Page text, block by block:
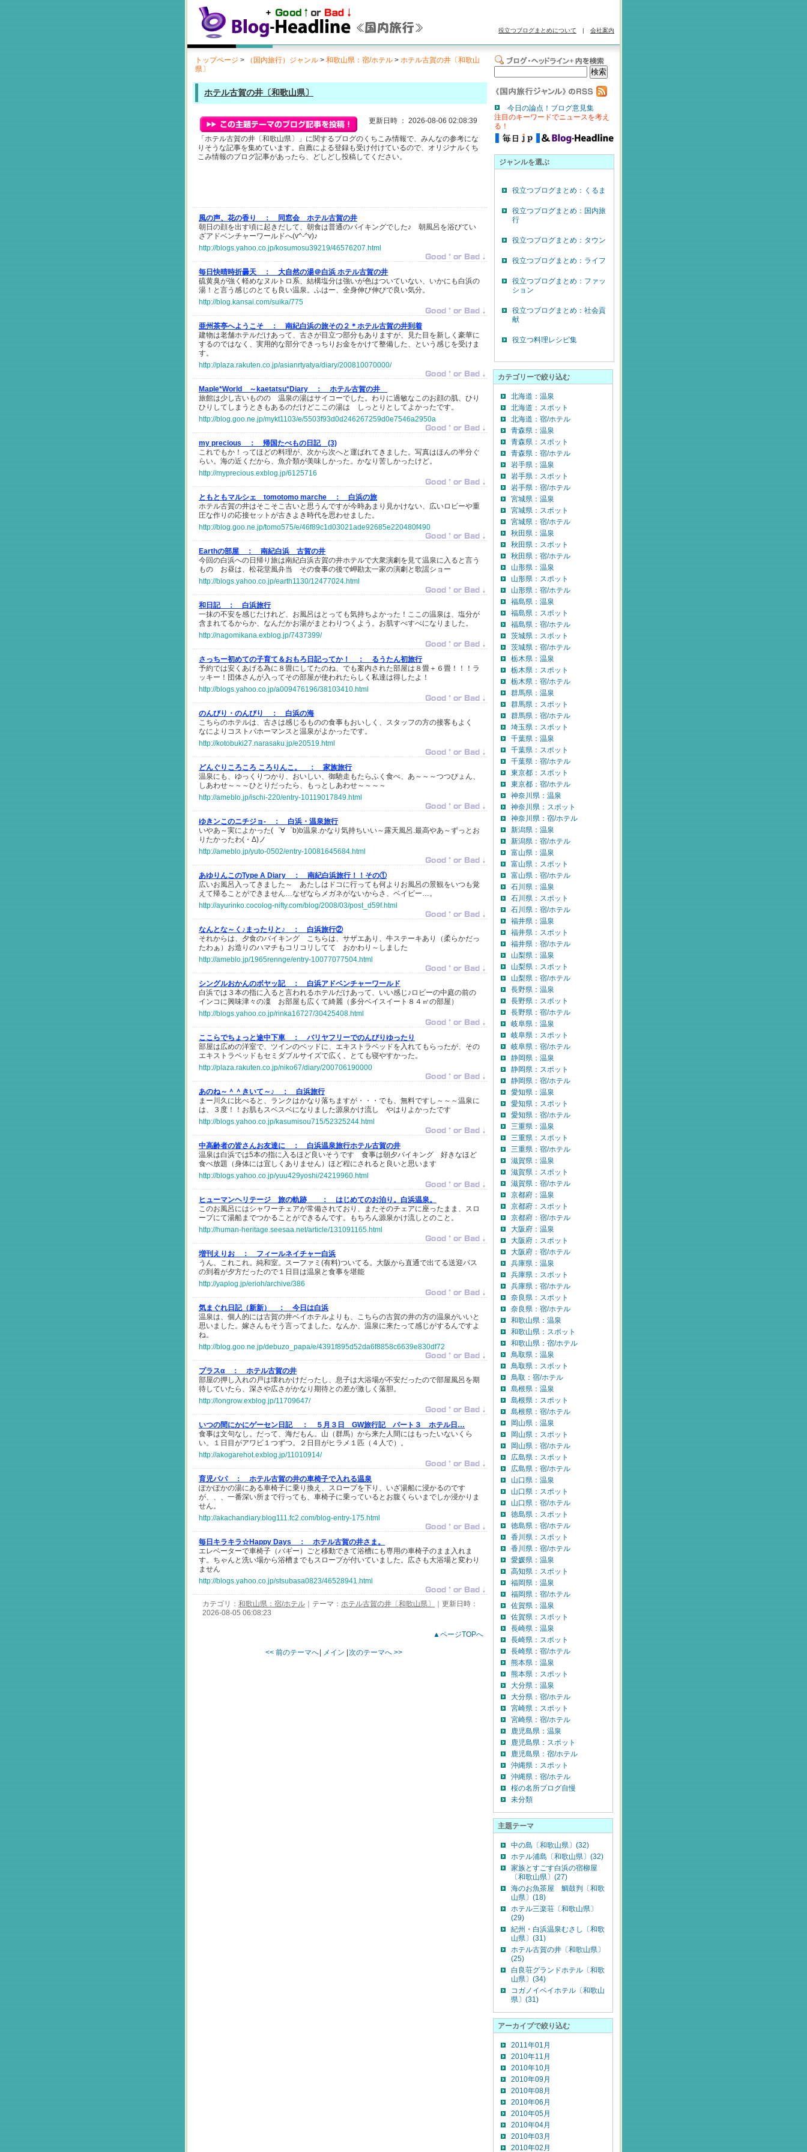
役立つブログまとめについて | 会社案内
トップページ > （国内旅行）ジャンル > 和歌山県：宿/ホテル > ホテル古賀の井〔和歌山
県〕
ホテル古賀の井〔和歌山県〕
更新日時 ： 2026-08-06 02:08:39
「ホテル古賀の井〔和歌山県〕」に関するブログのくちこみ情報で、みんなの参考にな
りそうな記事を集めています。自薦による登録も受け付けているので、オリジナルくち
こみ情報のブログ記事があったら、どしどし投稿してください。
風の声、花の香り ：
同窓会 ホテル古賀の井
朝日の顔を出す頃に起きだして、朝食は普通のバイキングでした♪ 朝風呂を浴びてい
ざアドベンチャーワールドへ(v^-^v)♪
http://blogs.yahoo.co.jp/kosumosu39219/46576207.html
毎日快晴時折曇天 ：
大自然の湯＠白浜 ホテル古賀の井
硫黄臭が強く軽めなヌルトロ系、結構塩分は強いが色はついていない、いかにも白浜の
湯！と言う感じのとても良い温泉。ふはー、全身伸び伸びで良い気分。
http://blog.kansai.com/suika/775
亜州茶亭へようこそ ：
南紀白浜の旅その２＊ホテル古賀の井到着
建物は老舗ホテルだけあって、古さが目立つ部分もありますが、見た目を新しく豪華に
するのではなく、実用的な部分できっちりお金をかけて整備した、という感じを受けま
す。
http://plaza.rakuten.co.jp/asianrtyatya/diary/200810070000/
Maple*World ～kaetatsu*Diary ：
ホテル古賀の井
旅館は少し古いものの 温泉の湯はサイコーでした。わりに過敏なこのお顔の肌、ひり
ひりしてしまうときもあるのだけどここの湯は しっとりとしてよかったです。
http://blog.goo.ne.jp/mykt1103/e/5503f93d0d246267259d0e7546a2950a
my precious ：
帰国たべもの日記 (3)
これでもか！ってほどの料理が、次から次へと運ばれてきました。写真はほんの半分ぐ
らい。海の近くだから、魚介類が美味しかった。かなり苦しかったけど。
http://myprecious.exblog.jp/6125716
ともともマルシェ tomotomo marche ：
白浜の旅
ホテル古賀の井はそこそこ古いと思うんですが今時あまり見かけない、広いロビーや重
圧な作りの応接セットが古きよき時代を思わせました。
http://blog.goo.ne.jp/tomo575/e/46f89c1d03021ade92685e220480f490
Earthの部屋 ：
南紀白浜 古賀の井
今回の白浜への日帰り旅は南紀白浜古賀の井ホテルで大衆演劇を見て温泉に入ると言う
もの お昼は、松花堂風弁当 その食事の後で岬勘太一家の演劇と歌謡ショー
http://blogs.yahoo.co.jp/earth1130/12477024.html
和日記 ：
白浜旅行
一抹の不安を感じたけれど、お風呂はとっても気持ちよかった！ここの温泉は、塩分が
含まれてるからか、なんだかお湯がまとわりつくよう。お肌すべすべになりました。
http://nagomikana.exblog.jp/7437399/
さっちー初めての子育て＆おもろ日記ってか！ ：
るうたん初旅行
予約では安くあげる為に８畳にしてたのね、でも案内された部屋は８畳＋６畳！！！ラ
ッキー！団体さんが入ってその部屋が使われたらしく私達は得したよ！
http://blogs.yahoo.co.jp/a009476196/38103410.html
のんびり・のんびり ：
白浜の海
こちらのホテルは、古さは感じるものの食事もおいしく、スタッフの方の接客もよく
なによりコストパホーマンスと温泉がよかったです。
http://kotobuki27.narasaku.jp/e20519.html
どんぐりころころ ころりんこ。 ：
家族旅行
温泉にも、ゆっくりつかり、おいしい、御馳走もたらふく食べ、あ～～～つつぴょん、
しあわせ～～～ひとりだったら、もっとしあわせ～～～～
http://ameblo.jp/ischi-220/entry-10119017849.html
ゆきンこのニチジョ- ：
白浜・温泉旅行
いやあ～実によかった(゜∀゜b)b温泉.かなり気持ちいい～露天風呂.最高やあ～ずっとお
りたかったわ(・Δ)ノ
http://ameblo.jp/yuto-0502/entry-10081645684.html
あゆりんこのType A Diary ：
南紀白浜旅行！！その①
広いお風呂入ってきました～ あたしはドコに行っても何よりお風呂の景観をいつも覚
えて帰ることができません…なぜならメガネがないからさ、ベイビー…。
http://ayurinko.cocolog-nifty.com/blog/2008/03/post_d59f.html
なんとな～く♪まったりと♪ ：
白浜旅行②
それからは、夕食のバイキング こちらは、サザエあり、牛ステーキあり（柔らかだっ
たわぁ）お造りのハマチもコリコリしてて おかわり～しました
http://ameblo.jp/1965rennge/entry-10077077504.html
シングルおかんのボヤッ記 ：
白浜アドベンチャーワールド
白浜では３本の指に入ると言われるホテルだけあって、いい感じ♪ロビーの中庭の前の
インコに興味津々の凜 お部屋も広くて綺麗（多分ベイスイート８４㎡の部屋）
http://blogs.yahoo.co.jp/rinka16727/30425408.html
ここらでちょっと途中下車 ：
バリヤフリーでのんびりゆったり
部屋は広めの洋室で、ツインのベッドに、エキストラベッドを入れてもらったが、その
エキストラベッドもセミダブルサイズで広く、とても寝やすかった。
http://plaza.rakuten.co.jp/niko67/diary/200706190000
あのね～＾＾きいて～♪ ：
白浜旅行
まー川久に比べると、ランクはかなり落ちますが・・・でも、無料ですし～～～温泉に
は、３度！！お肌もスベスベになりました源泉かけ流し やはりよかったです
http://blogs.yahoo.co.jp/kasumisou715/52325244.html
中高齢者の皆さんお友達に ：
白浜温泉旅行ホテル古賀の井
温泉は白浜では5本の指に入るほど良いそうです 食事は朝夕バイキング 好きなほど
食べ放題（身体には宜しくありません）ほど程にされると良いと思います
http://blogs.yahoo.co.jp/yuu429yoshi/24219960.html
ヒューマンヘリテージ 旅の軌跡 ：
はじめてのお泊り。白浜温泉。
このお風呂にはシャワーチェアが常備されており、またそのチェアに座ったまま、スロ
ープにて湯船までつかることができるんです。もちろん源泉かけ流しとのこと。
http://human-heritage.seesaa.net/article/131091165.html
増刊えりお ：
フィールネイチャー白浜
うん、これこれ。純和室。スーファミ(有料)ついてる。大阪から直通で出てる送迎バス
の到着が夕方だったので１日目は温泉と食事を堪能
http://yaplog.jp/erioh/archive/386
気まぐれ日記（新新） ：
今日は白浜
温泉は、個人的には古賀の井ベイホテルよりも、こちらの古賀の井の方の温泉がいいと
思いました。嫁さんもそう言ってました。なんか、温泉に来たって感じがするんですよ
ね。
http://blog.goo.ne.jp/debuzo_papa/e/4391f895d52da6f8858c6639e830df72
プラスα ：
ホテル古賀の井
部屋の押し入れの戸は壊れかけだったし、息子は大浴場が不安だったので部屋風呂を期
待していたら、深さや広さがかなり期待との差が激しく落胆。
http://longrow.exblog.jp/11709647/
いつの間にかにゲーセン日記 ：
５月３日 GW旅行記 パート３ ホテル日…
食事は文句なし。だって、海だもん。山（群馬）から来た人間にはもったいないくら
い。１日目がアワビ１つずつ。２日目がヒラメ１匹（４人で）。
http://akogarehot.exblog.jp/11010914/
育児パパ ：
ホテル古賀の井の車椅子で入れる温泉
ぽかぽかの湯にある車椅子に乗り換え、スロープを下り、いざ湯船に浸かるのです
が、、、一番深い所まで行っても、車椅子に乗っているとお腹くらいまでしか浸かりま
せん。
http://akachandiary.blog111.fc2.com/blog-entry-175.html
毎日キラキラ☆Happy Days ：
ホテル古賀の井さま。
エレベーターで車椅子（バギー）ごと移動できて浴槽にも専用の車椅子のまま入れま
す。ちゃんと洗い場から浴槽までもスロープが付いていました。広さも大浴場と変わり
ません
http://blogs.yahoo.co.jp/stsubasa0823/46528941.html
カテゴリ： 和歌山県：宿/ホテル ｜テーマ： ホテル古賀の井〔和歌山県〕
｜更新日時：
2026-08-05 06:08:23
▲ページTOPへ
<< 前のテーマへ メイン 次のテーマへ >>
今日の論点！ブログ意見集
注目のキーワードでニュースを考え
る！
ジャンルを選ぶ
役立つブログまとめ：くるま
役立つブログまとめ：国内旅
行
役立つブログまとめ：タウン
役立つブログまとめ：ライフ
役立つブログまとめ：ファッ
ション
役立つブログまとめ：社会貢
献
役立つ料理レシピ集
カテゴリーで絞り込む
北海道：温泉
北海道：スポット
北海道：宿/ホテル
青森県：温泉
青森県：スポット
青森県：宿/ホテル
岩手県：温泉
岩手県：スポット
岩手県：宿/ホテル
宮城県：温泉
宮城県：スポット
宮城県：宿/ホテル
秋田県：温泉
秋田県：スポット
秋田県：宿/ホテル
山形県：温泉
山形県：スポット
山形県：宿/ホテル
福島県：温泉
福島県：スポット
福島県：宿/ホテル
茨城県：スポット
茨城県：宿/ホテル
栃木県：温泉
栃木県：スポット
栃木県：宿/ホテル
群馬県：温泉
群馬県：スポット
群馬県：宿/ホテル
埼玉県：スポット
千葉県：温泉
千葉県：スポット
千葉県：宿/ホテル
東京都：スポット
東京都：宿/ホテル
神奈川県：温泉
神奈川県：スポット
神奈川県：宿/ホテル
新潟県：温泉
新潟県：宿/ホテル
富山県：温泉
富山県：スポット
富山県：宿/ホテル
石川県：温泉
石川県：スポット
石川県：宿/ホテル
福井県：温泉
福井県：スポット
福井県：宿/ホテル
山梨県：温泉
山梨県：スポット
山梨県：宿/ホテル
長野県：温泉
長野県：スポット
長野県：宿/ホテル
岐阜県：温泉
岐阜県：スポット
岐阜県：宿/ホテル
静岡県：温泉
静岡県：スポット
静岡県：宿/ホテル
愛知県：温泉
愛知県：スポット
愛知県：宿/ホテル
三重県：温泉
三重県：スポット
三重県：宿/ホテル
滋賀県：温泉
滋賀県：スポット
滋賀県：宿/ホテル
京都府：温泉
京都府：スポット
京都府：宿/ホテル
大阪府：温泉
大阪府：スポット
大阪府：宿/ホテル
兵庫県：温泉
兵庫県：スポット
兵庫県：宿/ホテル
奈良県：スポット
奈良県：宿/ホテル
和歌山県：温泉
和歌山県：スポット
和歌山県：宿/ホテル
鳥取県：温泉
鳥取県：スポット
鳥取：宿/ホテル
島根県：温泉
島根県：スポット
島根県：宿/ホテル
岡山県：温泉
岡山県：スポット
岡山県：宿/ホテル
広島県：スポット
広島県：宿/ホテル
山口県：温泉
山口県：スポット
山口県：宿/ホテル
徳島県：スポット
徳島県：宿/ホテル
香川県：スポット
香川県：宿/ホテル
愛媛県：温泉
高知県：スポット
福岡県：温泉
福岡県：宿/ホテル
佐賀県：温泉
佐賀県：スポット
長崎県：温泉
長崎県：スポット
長崎県：宿/ホテル
熊本県：温泉
熊本県：スポット
大分県：温泉
大分県：宿/ホテル
宮崎県：スポット
宮崎県：宿/ホテル
鹿児島県：温泉
鹿児島県：スポット
鹿児島県：宿/ホテル
沖縄県：スポット
沖縄県：宿/ホテル
桜の名所ブログ自慢
未分類
主題テーマ
中の島〔和歌山県〕(32)
ホテル浦島〔和歌山県〕(32)
家族とすごす白浜の宿柳屋
〔和歌山県〕(27)
海のお魚茶屋 鯛鼓判〔和歌
山県〕(18)
ホテル三楽荘〔和歌山県〕
(29)
紀州・白浜温泉むさし〔和歌
山県〕(31)
ホテル古賀の井〔和歌山県〕
(25)
白良荘グランドホテル〔和歌
山県〕(34)
コガノイベイホテル〔和歌山
県〕(31)
アーカイブで絞り込む
2011年01月
2010年11月
2010年10月
2010年09月
2010年08月
2010年06月
2010年05月
2010年04月
2010年03月
2010年02月